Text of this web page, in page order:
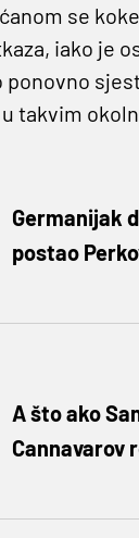
se
iako je
ponovno
takvim
Germanijak
postao
A što ako
Cannavarov